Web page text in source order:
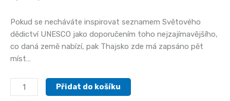
Pokud se necháváte inspirovat seznamem Světového
dědictví UNESCO jako doporučením toho nejzajímavějšího,
co daná země nabízí, pak Thajsko zde má zapsáno pět
míst…
Thajsko
2
Přidat do košíku